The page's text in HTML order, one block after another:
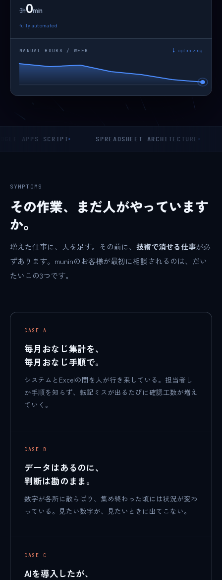
3h0min
fully automated
MANUAL HOURS / WEEK ↓ optimizing
SCRIPT SPREADSHEET ARCHITECTURE
SYMPTOMS
その作業、まだ人がやっています
か。
増えた仕事に、人を足す。その前に、 技術で消せる仕事が必
ずあります。muninのお客様が最初に相談されるのは、だい
たいこの3つです。
CASE A
毎月おなじ集計を、
毎月おなじ手順で。
システムとExcelの間を人が行き来している。担当者し
か手順を知らず、転記ミスが出るたびに確認工数が増え
ていく。
CASE B
データはあるのに、
判断は勘のまま。
数字が各所に散らばり、集め終わった頃には状況が変わ
っている。見たい数字が、見たいときに出てこない。
CASE C
AIを導入したが、